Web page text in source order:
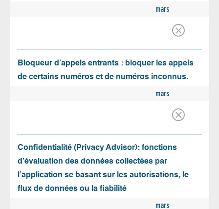
mars
Bloqueur d’appels entrants : bloquer les appels
de certains numéros et de numéros inconnus.
mars
Confidentialité (Privacy Advisor): fonctions
d’évaluation des données collectées par
l’application se basant sur les autorisations, le
flux de données ou la fiabilité
mars